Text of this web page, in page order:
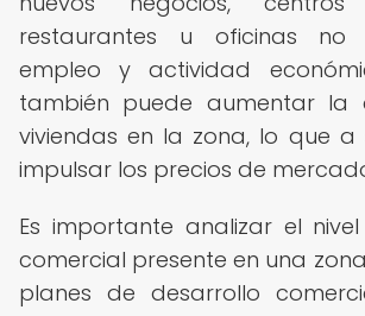
restaurantes u oficinas no
empleo y actividad
también puede aumentar la
viviendas en la zona, lo que a
impulsar los precios de
Es importante analizar el
comercial presente en una
planes de desarrollo